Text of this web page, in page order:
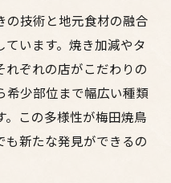
理を徹底比較
屋を選ぶポイント
阪焼鳥の魅力解説
の居酒屋へ
本格焼鳥の選び方
料理の新しい提案
の技術と地元食材の融合
います。焼き加減やタ
れぞれの店がこだわりの
希少部位まで幅広い種類
。この多様性が梅田焼鳥
も新たな発見ができるの